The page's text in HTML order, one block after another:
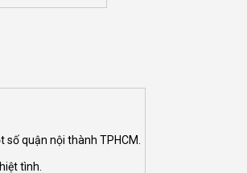
số quận nội thành TPHCM.
tình.